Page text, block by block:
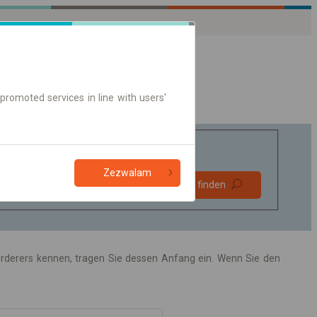
ohne Umstieg
Verbindung finden
kennen, tragen Sie dessen Anfang ein. Wenn Sie den
services in line with users'
Zezwalam